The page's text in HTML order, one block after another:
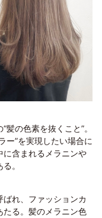
の色素を抜くこと”。
ー”を実現したい場合に
に含まれるメラニンや
。
れ、ファッションカ
たる。髪のメラニン色